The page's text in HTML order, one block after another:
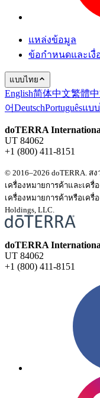
แหล่งข้อมูล
ข้อกำหนดและเงื่
แบบไทย
English简体中文繁體
어DeutschPortuguêsแบ
doTERRA
UT 84062
+1 (800) 411-8151
© 2016–2026 doTERRA.
เครื่องหมายการค้าและเค
เครื่องหมายการค้าหรือเครื่
Holdings, LLC.
doTERRA
UT 84062
+1 (800) 411-8151